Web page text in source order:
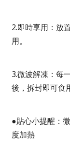
2.即時享用：放
用。
3.微波解凍：每
後，拆封即可食
●貼心小提醒：
度加熱